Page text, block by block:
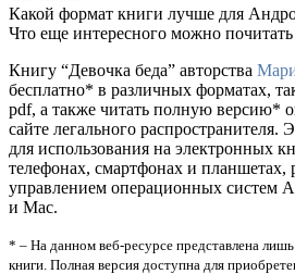
Какой формат книги лучше для
Что еще интересного можно почитать
Книгу “Девочка беда” авторства
бесплатно* в различных форматах,
pdf, а также читать полную версию*
сайте легального распространителя.
для использования на электронных
телефонах, смартфонах и
управлением операционных систем
и Mac.
* – На данном веб-ресурсе представлена
книги. Полная версия доступна для